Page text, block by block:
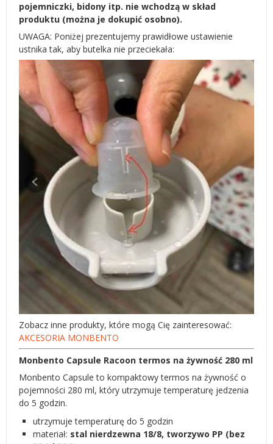
pojemniczki, bidony itp. nie wchodzą w skład
produktu (można je dokupić osobno).
UWAGA: Poniżej prezentujemy prawidłowe ustawienie
ustnika tak, aby butelka nie przeciekała:
Zobacz inne produkty, które mogą Cię zainteresować:
AKCESORIA MONBENTO
Monbento Capsule Racoon termos na żywność 280 ml
Monbento Capsule to kompaktowy termos na żywność o
pojemności 280 ml, który utrzymuje temperaturę jedzenia
do 5 godzin.
utrzymuje temperaturę do 5 godzin
materiał: stal nierdzewna 18/8, tworzywo PP (bez